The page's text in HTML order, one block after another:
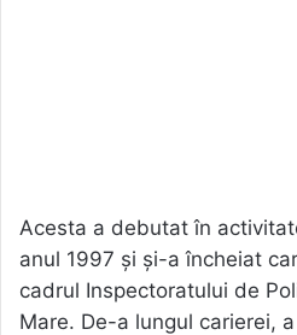
Acesta a debutat în
anul 1997 și și-a încheiat
cadrul Inspectoratului de
Mare. De-a lungul carierei,